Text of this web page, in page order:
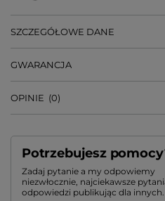
SZCZEGÓŁOWE DANE
GWARANCJA
OPINIE (0)
Potrzebujesz
Zadaj pytanie a my odpowiemy
niezwłocznie, najciekawsze
odpowiedzi publikując dla innych.